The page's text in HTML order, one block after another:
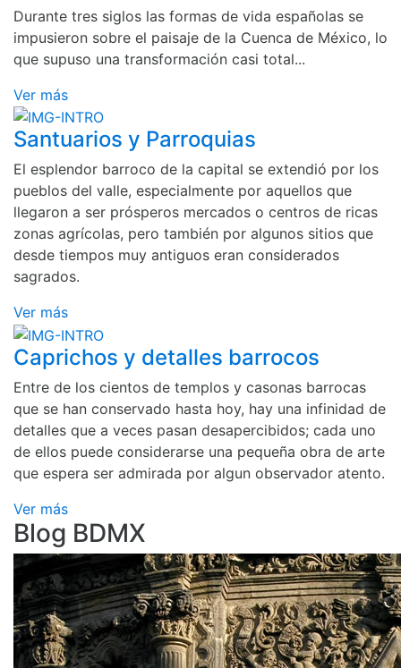
Durante tres siglos las formas de vida españolas se
impusieron sobre el paisaje de la Cuenca de México, lo
que supuso una transformación casi total...
Ver más
Santuarios y Parroquias
El esplendor barroco de la capital se extendió por los
pueblos del valle, especialmente por aquellos que
llegaron a ser prósperos mercados o centros de ricas
zonas agrícolas, pero también por algunos sitios que
desde tiempos muy antiguos eran considerados
sagrados.
Ver más
Caprichos y detalles barrocos
Entre de los cientos de templos y casonas barrocas
que se han conservado hasta hoy, hay una infinidad de
detalles que a veces pasan desapercibidos; cada uno
de ellos puede considerarse una pequeña obra de arte
que espera ser admirada por algun observador atento.
Ver más
Blog BDMX